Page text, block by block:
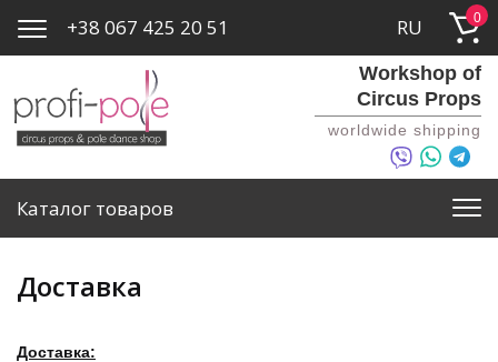
0
RU
+38 067 425 20 51
Workshop of
Circus Props
worldwide shipping
Каталог товаров
Доставка
Доставка: